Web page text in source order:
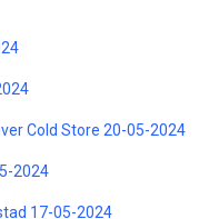
Cold Store 20-05-2024
2024
17-05-2024